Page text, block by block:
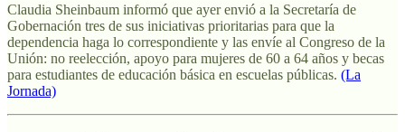
Claudia Sheinbaum informó que ayer envió a la Secretaría de
Gobernación tres de sus iniciativas prioritarias para que la
dependencia haga lo correspondiente y las envíe al Congreso de la
Unión: no reelección, apoyo para mujeres de 60 a 64 años y becas
para estudiantes de educación básica en escuelas públicas. (La
Jornada)